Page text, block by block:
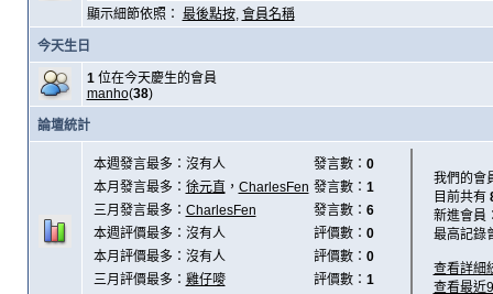
顯示細節依照： 最後點按, 會員名稱
今天生日
1位在今天慶生的會員
manho(38)
論壇統計
本週發言最多：沒有人 發言數： 0
本月發言最多： 徐元直 ， CharlesFen 發言數： 1
三月發言最多： CharlesFen 發言數： 6
本週評價最多：沒有人
評價數： 0
本月評價最多：沒有人
評價數： 0
三月評價最多： 雞仔嘜 評價數： 1
我們的會
目前共有
新進會員
最高記錄
查看詳細
查看最近